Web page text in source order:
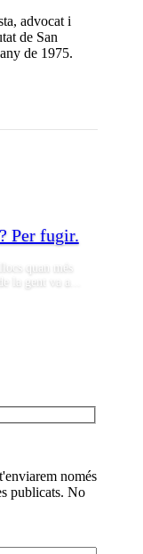
advocat i
de San
de 1975.
Per fugir.
quan més
la gent va a...
t'enviarem només
publicats. No